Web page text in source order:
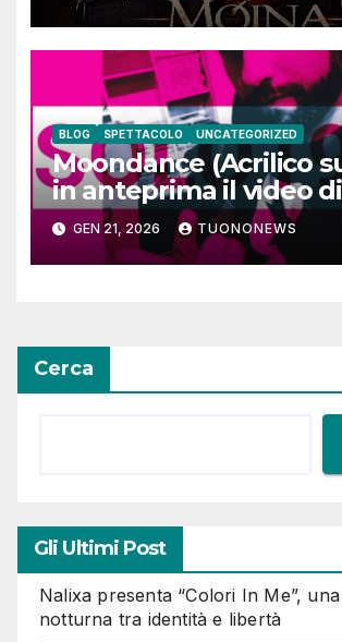
BLOG SPETTACOLO UNCATEGORIZED
Moondance (Acrilico
in anteprima il video di
SOLO1981
GEN 21, 2026 TUONONEWS
Cerca
Gli Ultimi Post
Nalixa presenta “Colori In Me”,
notturna tra identità e libertà